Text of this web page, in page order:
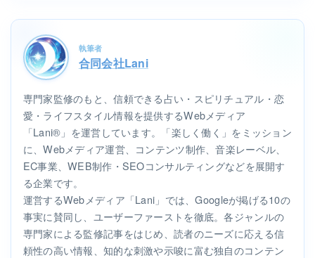
執筆者
合同会社Lani
専門家監修のもと、信頼できる占い・スピリチュアル・恋
愛・ライフスタイル情報を提供するWebメディア
「Lani®」を運営しています。「楽しく働く」をミッション
に、Webメディア運営、コンテンツ制作、音楽レーベル、
EC事業、WEB制作・SEOコンサルティングなどを展開す
る企業です。
運営するWebメディア「Lani」では、Googleが掲げる10の
事実に賛同し、ユーザーファーストを徹底。各ジャンルの
専門家による監修記事をはじめ、読者のニーズに応える信
頼性の高い情報、知的な刺激や示唆に富む独自のコンテン